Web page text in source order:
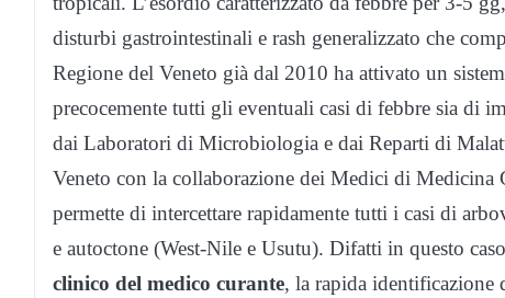
disturbi gastrointestinali e rash generalizzato che
Regione del Veneto già dal 2010 ha attivato un
precocemente tutti gli eventuali casi di febbre sia di
dai Laboratori di Microbiologia e dai Reparti di
Veneto con la collaborazione dei Medici di Medicina
permette di intercettare rapidamente tutti i casi di
e autoctone (West-Nile e Usutu). Difatti in questo caso
clinico del medico curante, la rapida identificazione